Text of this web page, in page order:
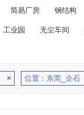
简易厂房 钢结构
工业园 无尘车间
× 位置：东莞_企石